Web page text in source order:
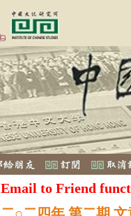
Email to Friend